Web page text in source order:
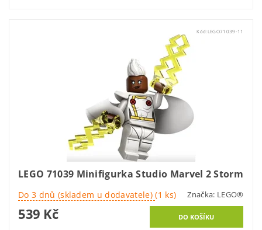
Kód:LEGO71039-11
LEGO 71039 Minifigurka Studio Marvel 2 Storm
Do 3 dnů (skladem u dodavatele)(1 ks) Značka: LEGO®
539 Kč